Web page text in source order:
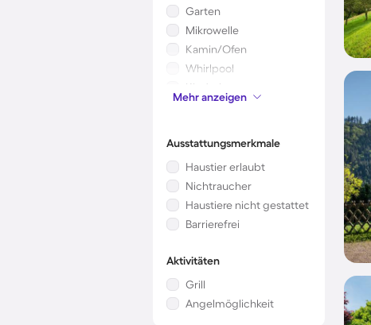
Garten
Mikrowelle
Kamin/Ofen
Whirlpool
Kinderbett
Klimaanlage
Mehr anzeigen
Ausstattungsmerkmale
Haustier erlaubt
Nichtraucher
Haustiere nicht gestattet
Barrierefrei
Aktivitäten
Grill
Angelmöglichkeit